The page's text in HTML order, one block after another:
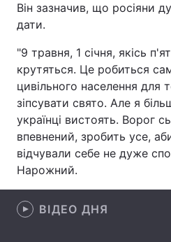
Спорт
Техно і зв'язок
Зброя
Здоров'я
Цікавинки
Екологія
Лонгріди
Він зазначив, що росіяни
дати.
"9 травня, 1 січня, якісь
крутяться. Це робиться
цивільного населення для
зіпсувати свято. Але я
українці вистоять. Ворог
впевнений, зробить усе,
відчували себе не дуже
Нарожний.
ВІДЕО ДНЯ